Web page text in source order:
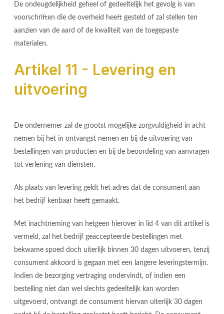
De ondeugdelijkheid geheel of gedeeltelijk het gevolg is van
voorschriften die de overheid heeft gesteld of zal stellen ten
aanzien van de aard of de kwaliteit van de toegepaste
materialen.
Artikel 11 - Levering en
uitvoering
De ondernemer zal de grootst mogelijke zorgvuldigheid in acht
nemen bij het in ontvangst nemen en bij de uitvoering van
bestellingen van producten en bij de beoordeling van aanvragen
tot verlening van diensten.
Als plaats van levering geldt het adres dat de consument aan
het bedrijf kenbaar heeft gemaakt.
Met inachtneming van hetgeen hierover in lid 4 van dit artikel is
vermeld, zal het bedrijf geaccepteerde bestellingen met
bekwame spoed doch uiterlijk binnen 30 dagen uitvoeren, tenzij
consument akkoord is gegaan met een langere leveringstermijn.
Indien de bezorging vertraging ondervindt, of indien een
bestelling niet dan wel slechts gedeeltelijk kan worden
uitgevoerd, ontvangt de consument hiervan uiterlijk 30 dagen